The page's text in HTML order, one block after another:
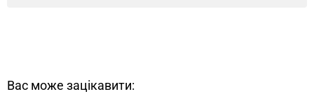
Вас може зацікавити: